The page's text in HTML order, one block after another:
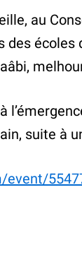
au
des
suite à